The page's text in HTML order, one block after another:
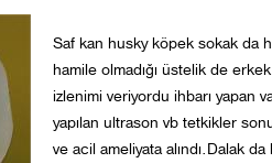
Saf kan husky köpek sokak da
hamile olmadığı üstelik de
izlenimi veriyordu ihbarı yapan
yapılan ultrason vb tetkikler
ve acil ameliyata alındı.Dalak